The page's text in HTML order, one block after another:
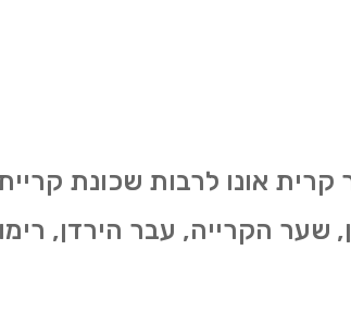
אונו לרבות שכונת
שער הקרייה, עבר הירדן,